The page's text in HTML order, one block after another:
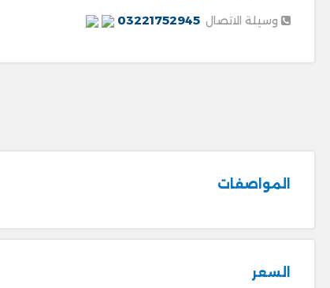
وسيلة الاتصال 03221752945
المواصفات
السعر